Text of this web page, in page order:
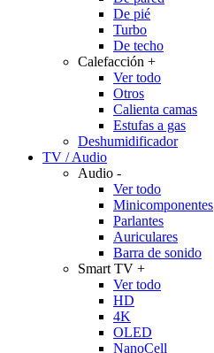
De pié
Turbo
De techo
Calefacción +
Ver todo
Otros
Calienta camas
Estufas a gas
Deshumidificador
TV / Audio
Audio -
Ver todo
Minicomponentes
Parlantes
Auriculares
Barra de sonido
Smart TV +
Ver todo
HD
4K
OLED
NanoCell